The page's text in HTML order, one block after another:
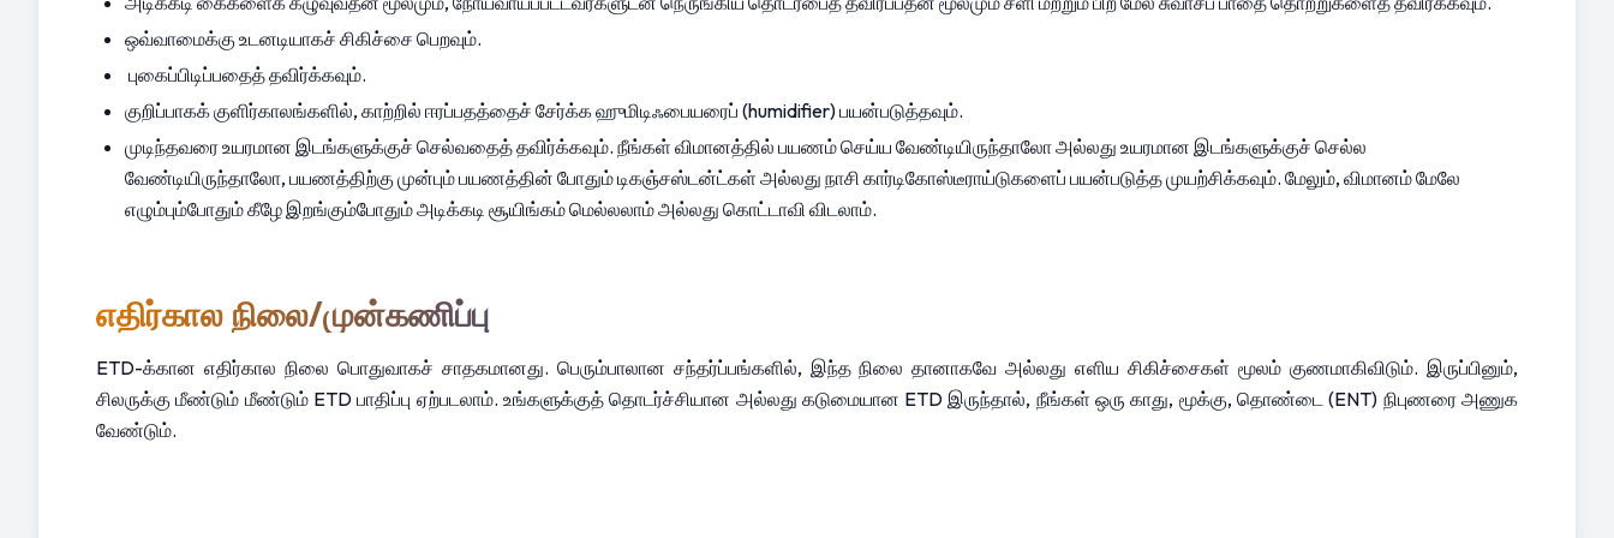
ஒவ்வாமைக்கு உடனடியாகச் சிகிச்சை பெறவும்.
புகைப்பிடிப்பதைத் தவிர்க்கவும்.
குறிப்பாகக் குளிர்காலங்களில், காற்றில் ஈரப்பதத்தைச் சேர்க்க ஹுமிடிஃபையரைப் (humidifier) பயன்படுத்தவும்.
முடிந்தவரை உயரமான இடங்களுக்குச் செல்வதைத் தவிர்க்கவும். நீங்கள் விமானத்தில் பயணம் செய்ய வேண்டியிருந்தாலோ அல்லது உயரமான இடங்களுக்குச் செல்ல
வேண்டியிருந்தாலோ, பயணத்திற்கு முன்பும் பயணத்தின் போதும் டிகஞ்சஸ்டன்ட்கள் அல்லது நாசி கார்டிகோஸ்டீராய்டுகளைப் பயன்படுத்த முயற்சிக்கவும். மேலும், விமானம் மேலே
எழும்பும்போதும் கீழே இறங்கும்போதும் அடிக்கடி சூயிங்கம் மெல்லலாம் அல்லது கொட்டாவி விடலாம்.
எதிர்கால நிலை/முன்கணிப்பு
ETD-க்கான எதிர்கால நிலை பொதுவாகச் சாதகமானது. பெரும்பாலான சந்தர்ப்பங்களில், இந்த நிலை தானாகவே அல்லது எளிய சிகிச்சைகள் மூலம் குணமாகிவிடும். இருப்பினும்,
சிலருக்கு மீண்டும் மீண்டும் ETD பாதிப்பு ஏற்படலாம். உங்களுக்குத் தொடர்ச்சியான அல்லது கடுமையான ETD இருந்தால், நீங்கள் ஒரு காது, மூக்கு, தொண்டை (ENT) நிபுணரை அணுக
வேண்டும்.